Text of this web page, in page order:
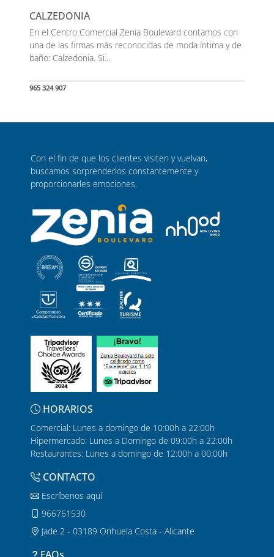
CALZEDONIA
En el Centro Comercial Zenia Boulevard contamos con
una de las firmas más reconocidas de moda íntima y de
baño: Calzedonia. Si...
965 324 907
Con el fin de que los clientes visiten y vuelvan,
buscamos sorprenderlos constantemente y
proporcionarles emociones.
HORARIOS
Comercial: Lunes a domingo de 10:00h a 22:00h
Hipermercado: Lunes a Domingo de 09:00h a 22:00h
Restaurantes: Lunes a domingo de 12:00h a 00:00h
CONTACTO
Escríbenos aquí
966761530
Jade 2 - 03189 Orihuela Costa - Alicante